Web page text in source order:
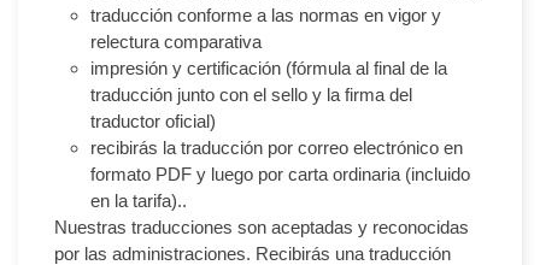
traducción conforme a las normas en vigor y
relectura comparativa
impresión y certificación (fórmula al final de la
traducción junto con el sello y la firma del
traductor oficial)
recibirás la traducción por correo electrónico en
formato PDF y luego por carta ordinaria (incluido
en la tarifa)..
Nuestras traducciones son aceptadas y reconocidas
por las administraciones. Recibirás una traducción